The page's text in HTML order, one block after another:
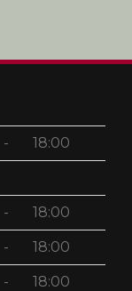
- 18:00
- 18:00
- 18:00
- 18:00